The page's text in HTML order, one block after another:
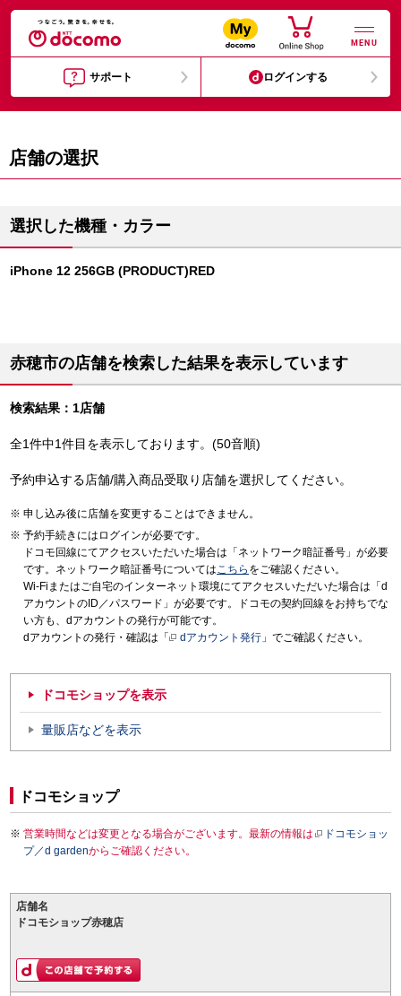
MENU
サポート ログインする
店舗の選択
選択した機種・カラー
iPhone 12 256GB (PRODUCT)RED
赤穂市の店舗を検索した結果を表示しています
検索結果：1店舗
全1件中1件目を表示しております。(50音順)
予約申込する店舗/購入商品受取り店舗を選択してください。
申し込み後に店舗を変更することはできません。
予約手続きにはログインが必要です。
ドコモ回線にてアクセスいただいた場合は「ネットワーク暗証番号」が必要
です。ネットワーク暗証番号についてはこちら をご確認ください。
Wi-Fiまたはご自宅のインターネット環境にてアクセスいただいた場合は「d
アカウントのID／パスワード」が必要です。ドコモの契約回線をお持ちでな
い方も、dアカウントの発行が可能です。
dアカウントの発行・確認は「
dアカウント発行 」でご確認ください。
ドコモショップを表示
量販店などを表示
ドコモショップ
営業時間などは変更となる場合がございます。最新の情報は
ドコモショッ
プ／d gardenからご確認ください。
店舗名
ドコモショップ赤穂店